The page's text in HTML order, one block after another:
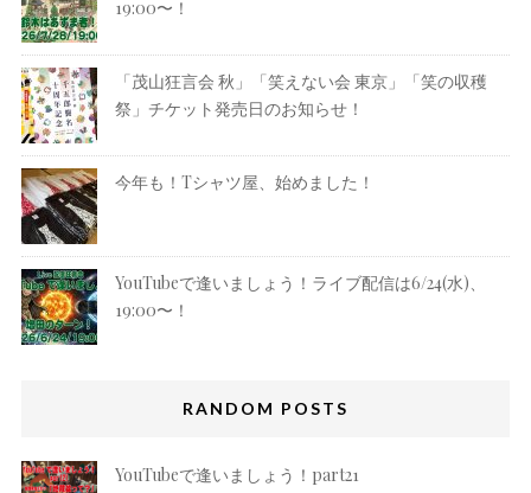
19:00〜！
「茂山狂言会 秋」「笑えない会 東京」「笑の収穫
祭」チケット発売日のお知らせ！
今年も！Tシャツ屋、始めました！
YouTubeで逢いましょう！ライブ配信は6/24(水)、
19:00〜！
RANDOM POSTS
YouTubeで逢いましょう！part21